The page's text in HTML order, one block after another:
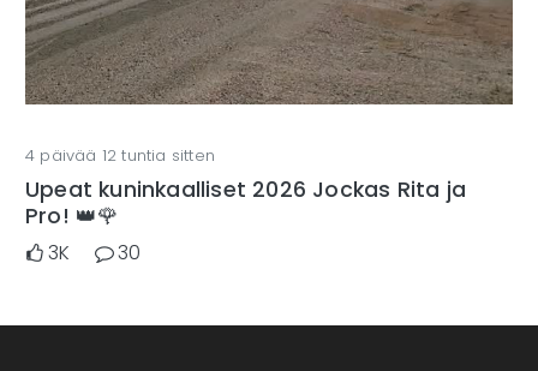
4 päivää 12 tuntia sitten
Upeat kuninkaalliset 2026 Jockas Rita ja
Pro! 👑🌹
3K 30